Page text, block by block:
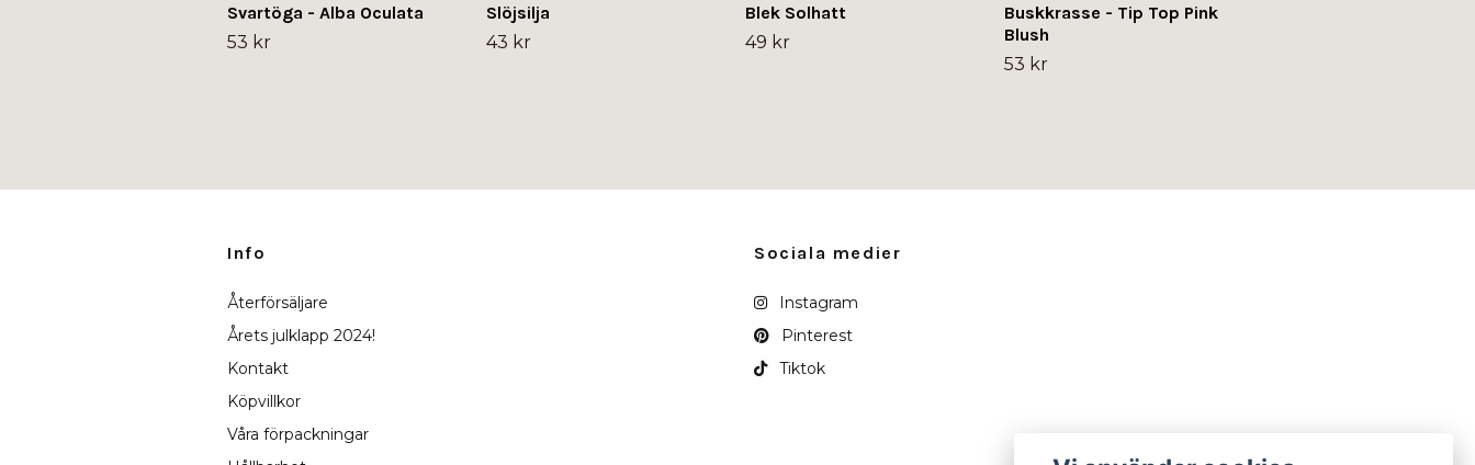
Svartöga - Alba Oculata
53 kr
Slöjsilja
43 kr
Blek Solhatt
49 kr
Buskkrasse - Tip Top Pink
Blush
53 kr
Info
Återförsäljare
Årets julklapp 2024!
Kontakt
Köpvillkor
Våra förpackningar
Sociala medier
Instagram
Pinterest
Tiktok